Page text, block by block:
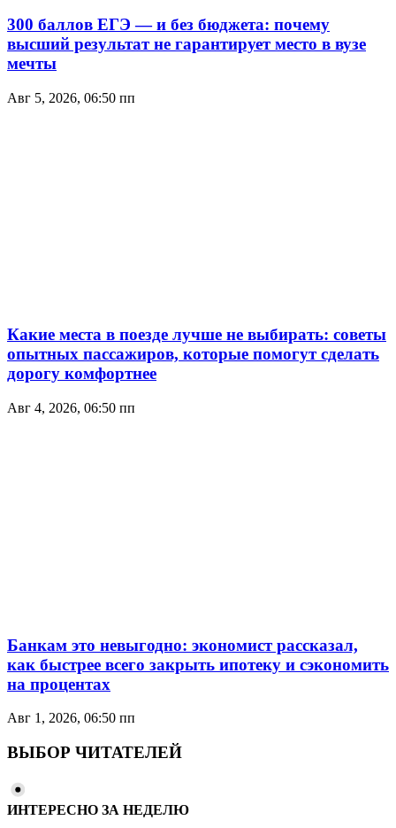
300 баллов ЕГЭ — и без бюджета: почему
высший результат не гарантирует место в вузе
мечты
Авг 5, 2026, 06:50 пп
Какие места в поезде лучше не выбирать: советы
опытных пассажиров, которые помогут сделать
дорогу комфортнее
Авг 4, 2026, 06:50 пп
Банкам это невыгодно: экономист рассказал,
как быстрее всего закрыть ипотеку и сэкономить
на процентах
Авг 1, 2026, 06:50 пп
ВЫБОР ЧИТАТЕЛЕЙ
ИНТЕРЕСНО ЗА НЕДЕЛЮ